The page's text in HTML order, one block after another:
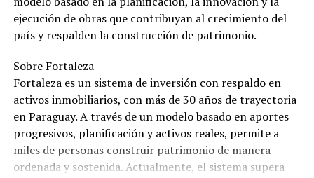
ejecución de obras que contribuyan al crecimiento del
país y respalden la construcción de patrimonio.
Sobre Fortaleza
Fortaleza es un sistema de inversión con respaldo en
activos inmobiliarios, con más de 30 años de trayectoria
en Paraguay. A través de un modelo basado en aportes
progresivos, planificación y activos reales, permite a
miles de personas construir patrimonio de manera
ordenada y sostenida. Actualmente, el sistema supera